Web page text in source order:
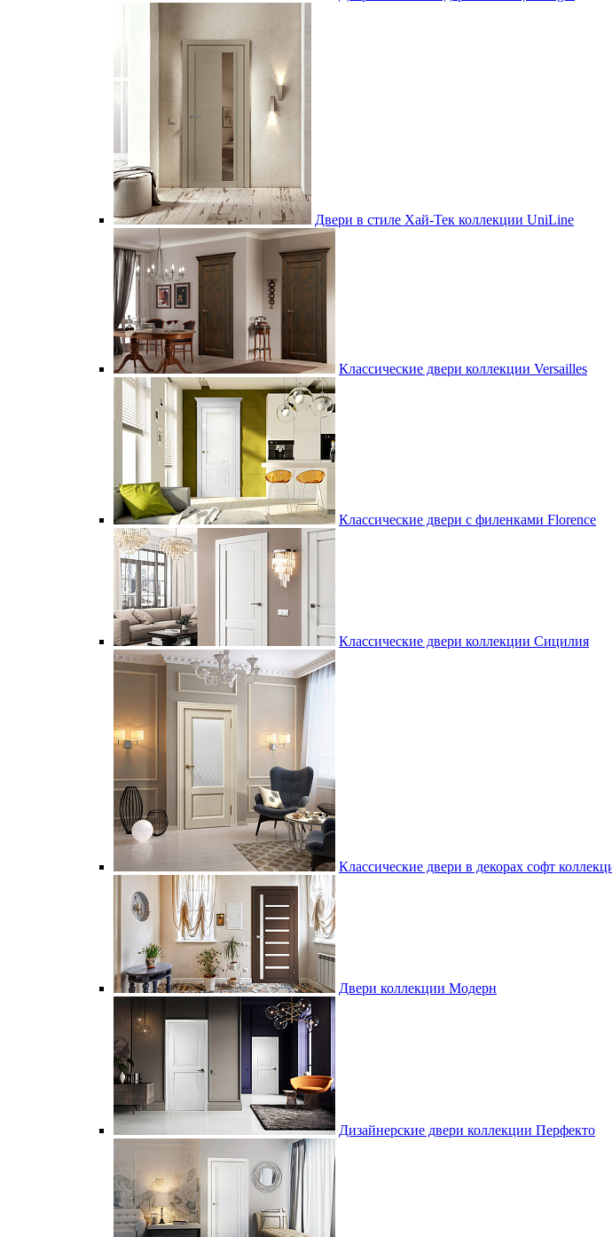
Двери в стиле Хай-Тек коллекции UniLine
Классические двери коллекции Versailles
Классические двери с филенками Florence
Классические двери коллекции Сицилия
Классические двери в декорах софт
Двери коллекции Модерн
Дизайнерские двери коллекции Перфекто